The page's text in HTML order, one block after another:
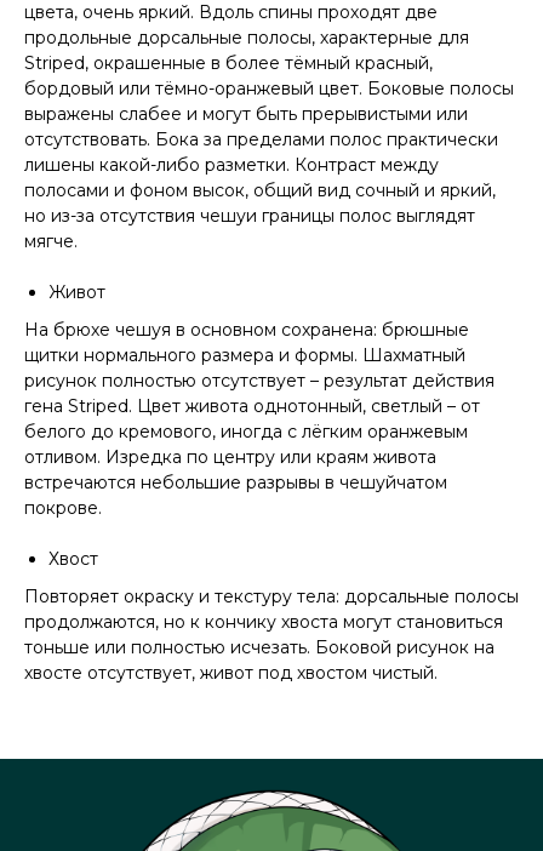
цвета, очень яркий. Вдоль спины проходят две
продольные дорсальные полосы, характерные для
Striped, окрашенные в более тёмный красный,
бордовый или тёмно-оранжевый цвет. Боковые полосы
выражены слабее и могут быть прерывистыми или
отсутствовать. Бока за пределами полос практически
лишены какой-либо разметки. Контраст между
полосами и фоном высок, общий вид сочный и яркий,
но из-за отсутствия чешуи границы полос выглядят
мягче.
Живот
На брюхе чешуя в основном сохранена: брюшные
щитки нормального размера и формы. Шахматный
рисунок полностью отсутствует – результат действия
гена Striped. Цвет живота однотонный, светлый – от
белого до кремового, иногда с лёгким оранжевым
отливом. Изредка по центру или краям живота
встречаются небольшие разрывы в чешуйчатом
покрове.
Хвост
Повторяет окраску и текстуру тела: дорсальные полосы
продолжаются, но к кончику хвоста могут становиться
тоньше или полностью исчезать. Боковой рисунок на
хвосте отсутствует, живот под хвостом чистый.